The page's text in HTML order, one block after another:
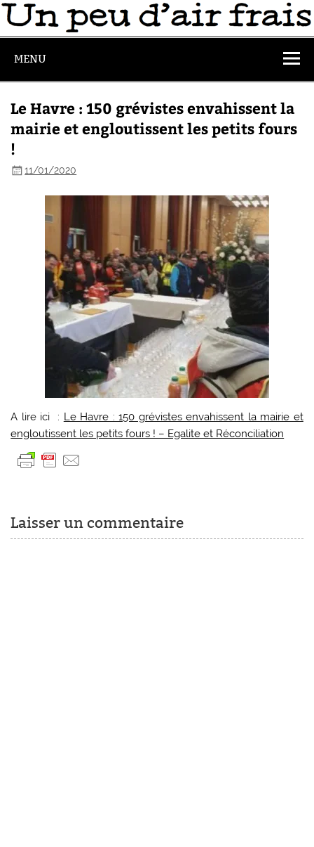
MENU
Le Havre : 150 grévistes envahissent la
mairie et engloutissent les petits fours
!
11/01/2020
A lire ici : Le Havre : 150 grévistes envahissent la mairie et
engloutissent les petits fours ! – Egalite et Réconciliation
Laisser un commentaire